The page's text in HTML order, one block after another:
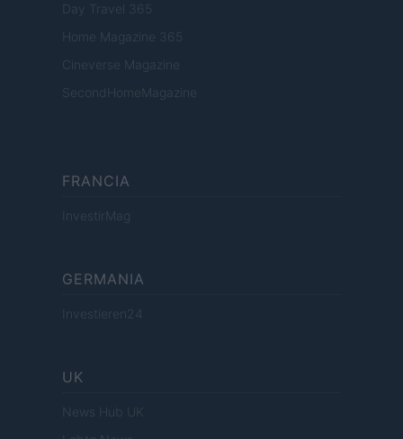
Day Travel 365
Home Magazine 365
Cineverse Magazine
SecondHomeMagazine
FRANCIA
InvestirMag
GERMANIA
Investieren24
UK
News Hub UK